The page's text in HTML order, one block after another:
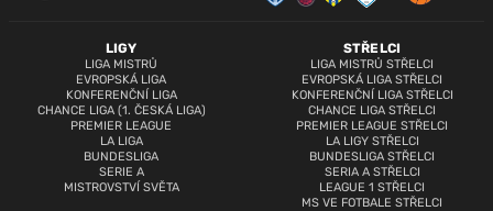
LIGY
LIGA MISTRŮ
EVROPSKÁ LIGA
KONFERENČNÍ LIGA
CHANCE LIGA (1. ČESKÁ LIGA)
PREMIER LEAGUE
LA LIGA
BUNDESLIGA
SERIE A
MISTROVSTVÍ SVĚTA
STŘELCI
LIGA MISTRŮ STŘELCI
EVROPSKÁ LIGA STŘELCI
KONFERENČNÍ LIGA STŘELCI
CHANCE LIGA STŘELCI
PREMIER LEAGUE STŘELCI
LA LIGY STŘELCI
BUNDESLIGA STŘELCI
SERIA A STŘELCI
LEAGUE 1 STŘELCI
MS VE FOTBALE STŘELCI